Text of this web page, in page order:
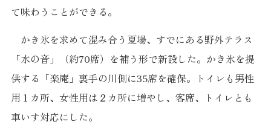
て味わうことができる。
かき氷を求めて混み合う夏場、すでにある野外テラス
「水の音」（約70席）を補う形で新設した。かき氷を提
供する「楽庵」裏手の川側に35席を確保。トイレも男性
用１カ所、女性用は２カ所に増やし、客席、トイレとも
車いす対応にした。